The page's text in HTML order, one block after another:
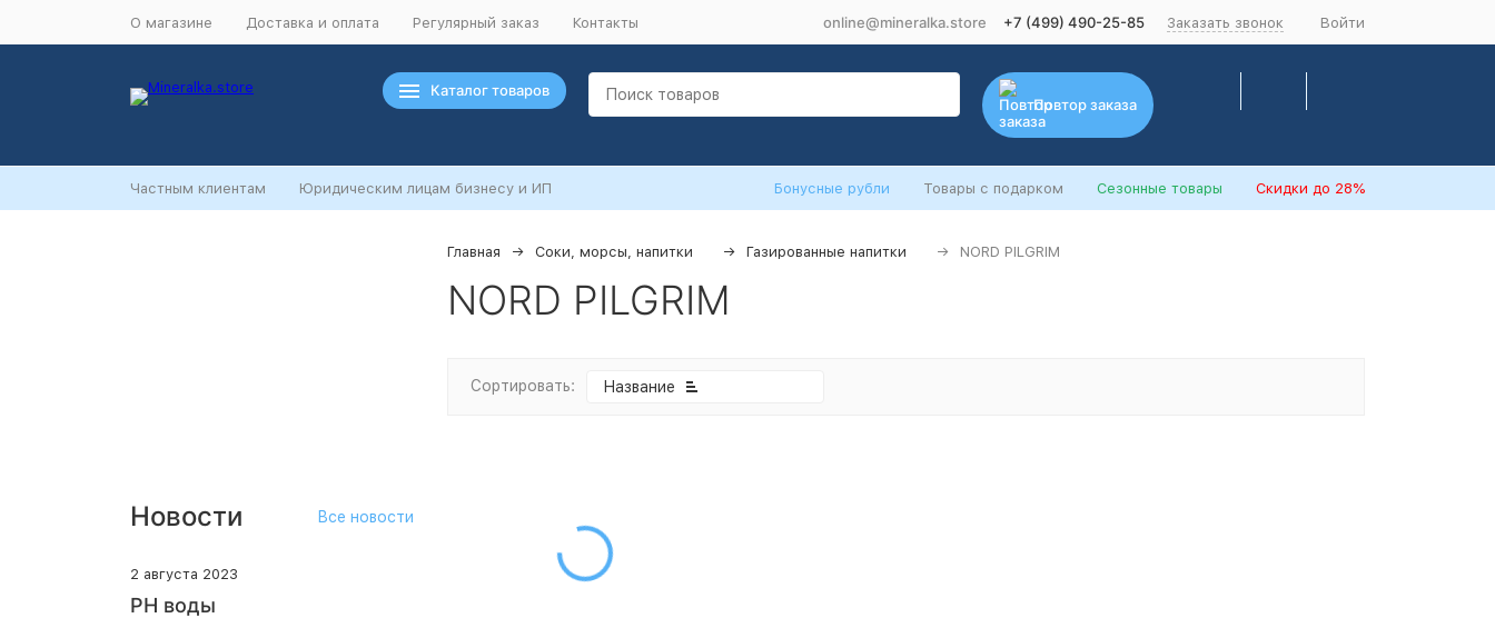
О магазине Доставка и оплата Регулярный заказ Контакты online@mineralka.store +7 (499) 490-25-85 Заказать звонок Войти
Каталог товаров
Повтор заказа
Частным клиентам Юридическим лицам бизнесу и ИП Бонусные рубли Товары с подарком Сезонные товары Скидки до 28%
Главная Соки, морсы, напитки Газированные напитки NORD PILGRIM
NORD PILGRIM
Сортировать: Название
Новости Все новости
2 августа 2023
PH воды